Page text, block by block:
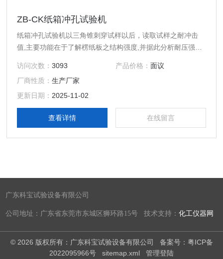
ZB-CK纸箱冲孔试验机
纸箱冲孔试验机以三角锥刺穿试样以后，读取试样之耐冲击
值,主要功能在于了解楞纸板之结构强度,并据此分析耐压强度
访问次数：3093 产品价格： 面议
厂商性质：生产厂家
更新日期： 2025-11-02
查看详情 在线留言
广东科宝试验设备有限公司
公司地址：广东省东莞市东城区狮环路15号 技术支持：化工仪器网
© 2026 版权所有：广东科宝试验设备有限公司 备案号：粤ICP备
2022095966号
sitemap.xml 管理登陆